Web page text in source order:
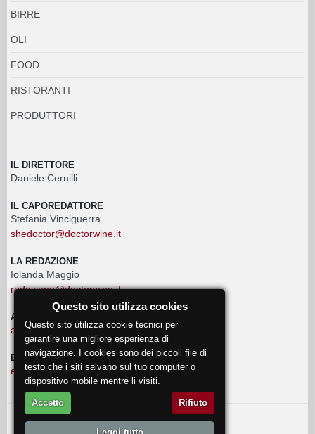
BIRRE
OLI
FOOD
RISTORANTI
PRODUTTORI
IL DIRETTORE
Daniele Cernilli
IL CAPOREDATTORE
Stefania Vinciguerra
shedoctor@doctorwine.it
LA REDAZIONE
Iolanda Maggio
redazione@doctorwine.it
ADVERTISING
advertising@doctorwine.it
EVENTI
eventi@doctorwine.it
© 2018 DoctorWine .
Questo sito utilizza cookies
Questo sito utilizza cookie tecnici per
garantire una migliore esperienza di
navigazione. I cookies sono dei piccoli file di
testo che i siti salvano sul tuo computer o
dispositivo mobile mentre li visiti.
Accetto Rifiuto